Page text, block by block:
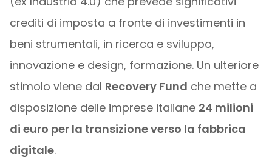
crediti di imposta a fronte di investimenti in
beni strumentali, in ricerca e sviluppo,
innovazione e design, formazione. Un ulteriore
stimolo viene dal Recovery Fund che mette a
disposizione delle imprese italiane 24 milioni
di euro per la transizione verso la fabbrica
digitale.